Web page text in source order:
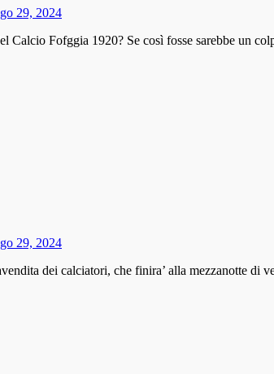
29, 2024
Calcio Fofggia 1920? Se così fosse sarebbe un
29, 2024
dei calciatori, che finira’ alla mezzanotte di